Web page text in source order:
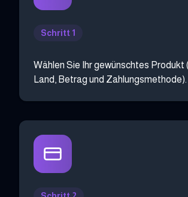
Schritt 1
Wählen Sie Ihr gewünschtes Produkt
Land, Betrag und Zahlungsmethode).